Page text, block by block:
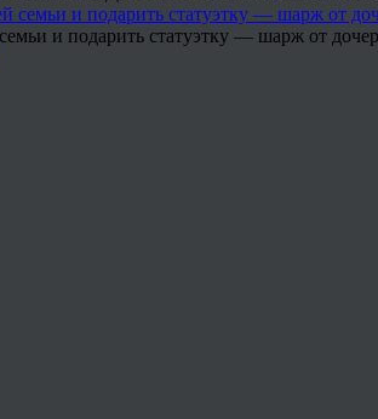
и подарить статуэтку — шарж от